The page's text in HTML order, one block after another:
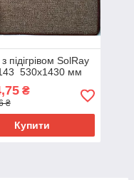
підігрівом SolRay
530x1430 мм
₴
₴
Купити